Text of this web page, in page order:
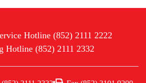
Hotline (852) 2111 2222
Hotline (852) 2111 2332